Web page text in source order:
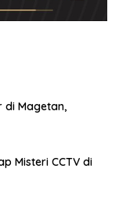
di Magetan,
Misteri CCTV di